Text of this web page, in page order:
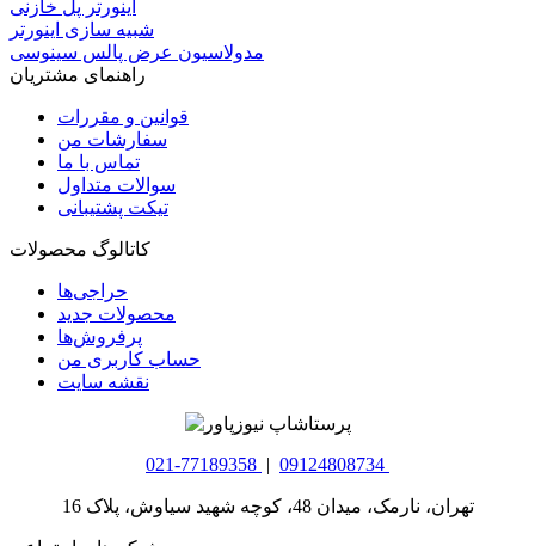
اینورتر پل خازنی
شبیه سازی اینورتر
مدولاسیون عرض پالس سینوسی
راهنمای مشتریان
قوانین و مقررات
سفارشات من
تماس با ما
سوالات متداول
تیکت پشتیبانی
کاتالوگ محصولات
حراجی‌ها
محصولات جدید
پرفروش‌ها
حساب کاربری من
نقشه سایت
021-77189358 | 09124808734
تهران، نارمک، میدان 48، کوچه شهید سیاوش، پلاک 16